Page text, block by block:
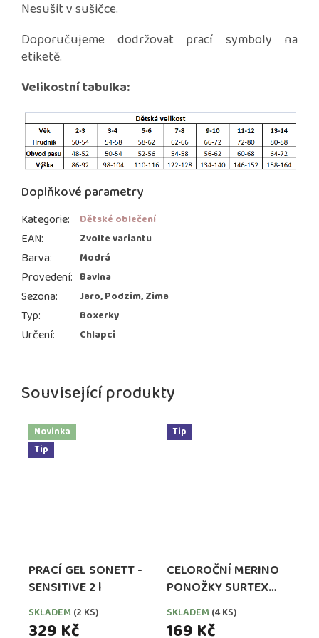
Související produkty
Novinka
Tip
PRACÍ GEL SONETT -
SENSITIVE 2 l
SKLADEM (2 KS)
329 Kč
Tip
CELOROČNÍ MERINO
PONOŽKY SURTEX
PRO DĚTI -
MODRÉ/TYRKYS
SKLADEM (4 KS)
169 Kč
Nesušit v sušičce.
Doporučujeme dodržovat prací symboly na
etiketě.
Velikostní tabulka:
Doplňkové parametry
Kategorie: Dětské oblečení
EAN: Zvolte variantu
Barva: Modrá
Provedení: Bavlna
Sezona: Jaro, Podzim, Zima
Typ: Boxerky
Určení: Chlapci